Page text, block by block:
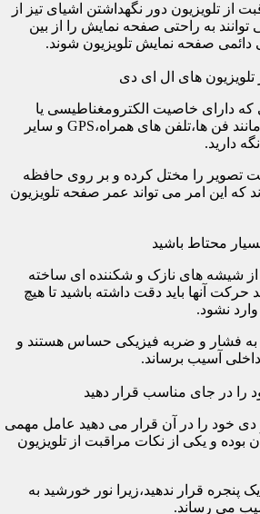
از تلویزیون دور نگهداشتن اشیای تیز از
به راحتی صفحه نمایش را از بین
صفحه نمایش تلویزیون شوند.
که دارای خاصیت الکترومغناطیسی یا
الکتریسیته ساکن هستند مانند فن ها،تلفن های همراه،GPS و سایر
دارید.
تصویر را مختل کرده و بر روی حافظه
که این امر می تواند عمر صفحه تلویزیون
شیشه های نازک و شکننده ای ساخته
حرکت آنها باید دقت داشته باشید تا هیچ
نشود.
فشار و ضربه فیزیکی حساس هستند و
آسیب برساند.
دی خود را در آن قرار می دهید عامل مهمی
و یکی از نکات مراقبت از تلویزیون
پنجره قرار ندهید،زیرا نور خورشید به
می رساند.